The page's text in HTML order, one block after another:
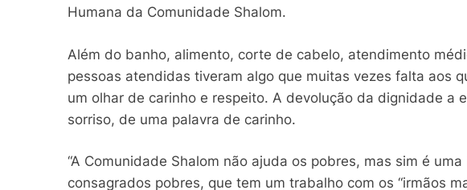
Humana da Comunidade Shalom.
Além do banho, alimento, corte de cabelo, atendimento
pessoas atendidas tiveram algo que muitas vezes falta aos
um olhar de carinho e respeito. A devolução da dignidade a
sorriso, de uma palavra de carinho.
“A Comunidade Shalom não ajuda os pobres, mas sim é
consagrados pobres, que tem um trabalho com os “irmãos